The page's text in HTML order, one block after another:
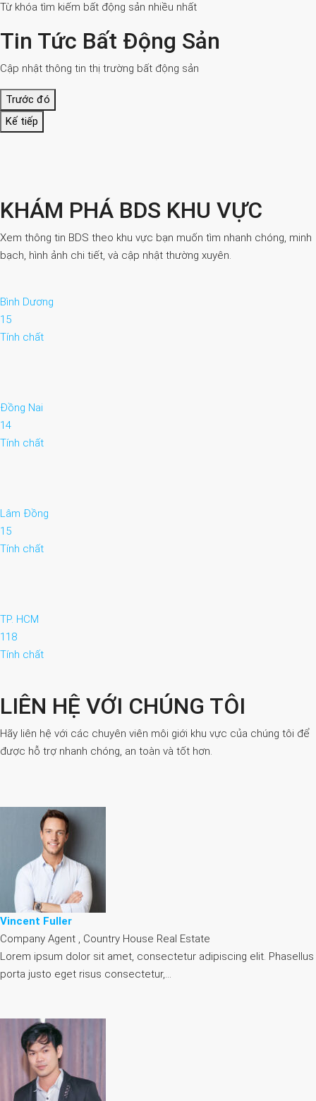
Từ khóa tìm kiếm bất động sản nhiều nhất
Tin Tức Bất Động Sản
Cập nhật thông tin thị trường bất động sản
Trước đó
Kế tiếp
KHÁM PHÁ BDS KHU VỰC
Xem thông tin BDS theo khu vực bạn muốn tìm nhanh chóng, minh
bạch, hình ảnh chi tiết, và cập nhật thường xuyên.
Bình Dương
15
Tính chất
Đồng Nai
14
Tính chất
Lâm Đồng
15
Tính chất
TP. HCM
118
Tính chất
LIÊN HỆ VỚI CHÚNG TÔI
Hãy liên hệ với các chuyên viên môi giới khu vực của chúng tôi để
được hỗ trợ nhanh chóng, an toàn và tốt hơn.
Vincent Fuller
Company Agent , Country House Real Estate
Lorem ipsum dolor sit amet, consectetur adipiscing elit. Phasellus
porta justo eget risus consectetur,…